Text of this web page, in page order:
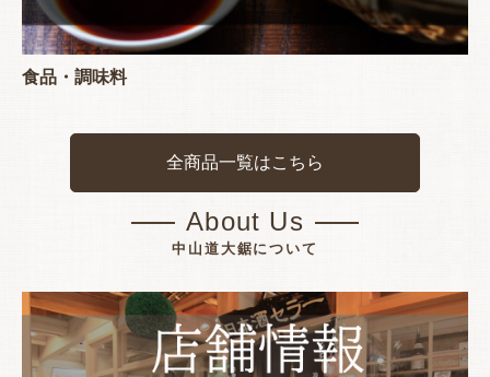
食品・調味料
全商品一覧はこちら
About Us
中山道大鋸について